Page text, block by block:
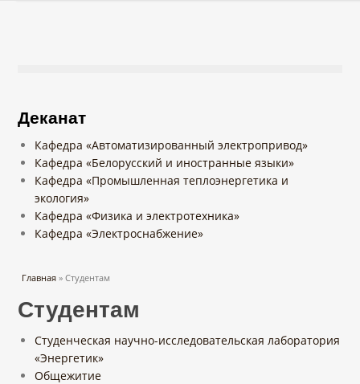
Деканат
Кафедра «Автоматизированный электропривод»
Кафедра «Белорусский и иностранные языки»
Кафедра «Промышленная теплоэнергетика и
экология»
Кафедра «Физика и электротехника»
Кафедра «Электроснабжение»
Вы здесь
Главная » Студентам
Студентам
Студенческая научно-исследовательская лаборатория
«Энергетик»
Общежитие